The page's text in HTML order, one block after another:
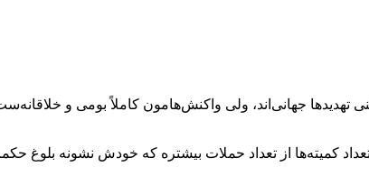
کمیته‌ها از تعداد حملات بیشتره که خودش نشونه بلوغ